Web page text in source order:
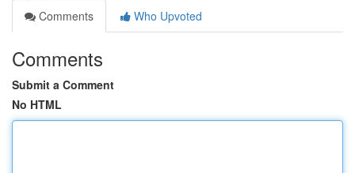
Comments
Who Upvoted
Comments
Submit a Comment
No HTML